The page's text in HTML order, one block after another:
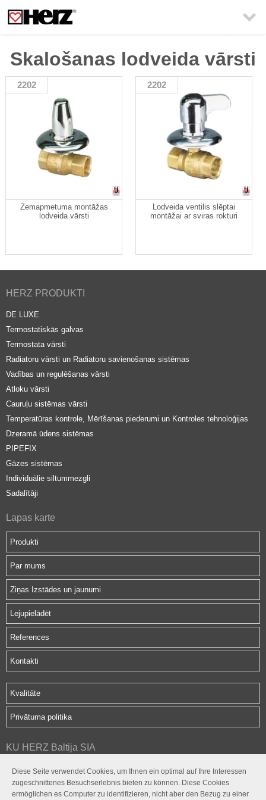
Diese Seite verwendet Cookies, um Ihnen ein optimal auf Ihre Interessen
zugeschnittenes Besuchserlebnis bieten zu können. Diese Cookies
ermöglichen es Computer zu identifizieren, nicht aber den Bezug zu einer

Skalošanas lodveida vārsti
2202
Zemapmetuma montāžas
lodveida vārsti
2202
Lodveida ventilis slēptai
montāžai ar sviras rokturi
HERZ PRODUKTI
DE LUXE
Termostatiskās galvas
Termostata vārsti
Radiatoru vārsti un Radiatoru savienošanas sistēmas
Vadības un regulēšanas vārsti
Atloku vārsti
Cauruļu sistēmas vārsti
Temperatūras kontrole, Mērīšanas piederumi un Kontroles tehnoloģijas
Dzeramā ūdens sistēmas
PIPEFIX
Gāzes sistēmas
Individuālie siltummezgli
Sadalītāji
Lapas karte
Produkti
Par mums
Ziņas Izstādes un jaunumi
Lejupielādēt
References
Kontakti
Kvalitāte
Privātuma politika
KU HERZ Baltija SIA
Rīga, LV-1079
herz@herz.lv